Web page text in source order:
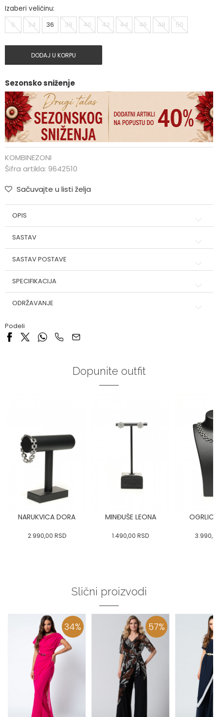
Izaberi veličinu:
0
34 36 38 40 42 44 46 48 50
DODAJ U KORPU
Sezonsko sniženje
KOMBINEZONI
Šifra artikla: 9642510
Sačuvajte u listi želja
OPIS
SASTAV
SASTAV POSTAVE
SPECIFIKACIJA
ODRŽAVANJE
Podeli
Dopunite outfit
NARUKVICA DORA
2.990,00 RSD
MINĐUŠE LEONA
1.490,00 RSD
Slični proizvodi
34% 57%